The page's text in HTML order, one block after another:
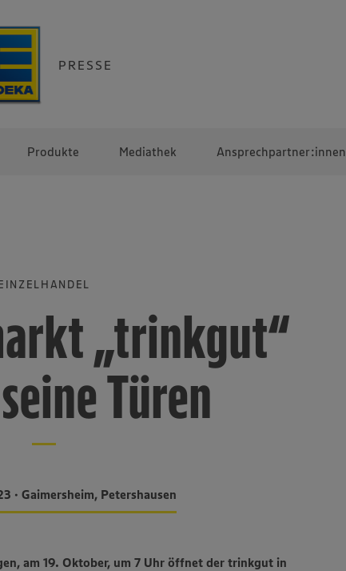
PRESSE
Produkte Mediathek Ansprechpartner:innen
„trinkgut“
Türen
• Gaimersheim, Petershausen
am 19. Oktober, um 7 Uhr öffnet der trinkgut in